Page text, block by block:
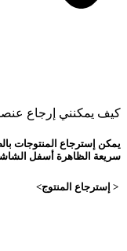
كيف يمكنني إرجاع
يمكن إسترجاع المنتوجات
سريعة الظاهرة أسفل
< إسترجاع المنتوج>